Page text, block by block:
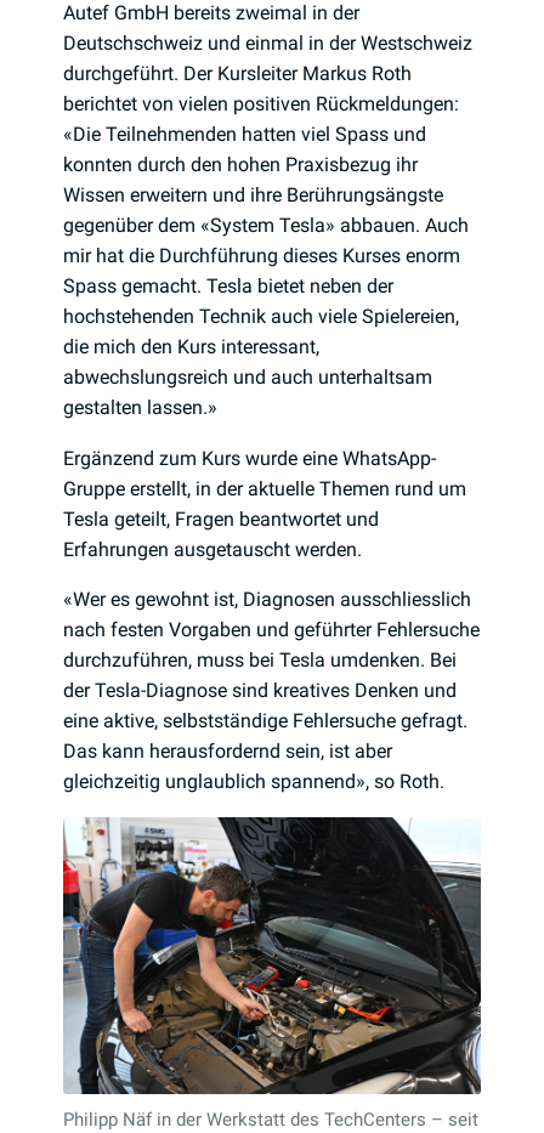
Autef GmbH bereits zweimal in der
Deutschschweiz und einmal in der Westschweiz
durchgeführt. Der Kursleiter Markus Roth
berichtet von vielen positiven Rückmeldungen:
«Die Teilnehmenden hatten viel Spass und
konnten durch den hohen Praxisbezug ihr
Wissen erweitern und ihre Berührungsängste
gegenüber dem «System Tesla» abbauen. Auch
mir hat die Durchführung dieses Kurses enorm
Spass gemacht. Tesla bietet neben der
hochstehenden Technik auch viele Spielereien,
die mich den Kurs interessant,
abwechslungsreich und auch unterhaltsam
gestalten lassen.»
Ergänzend zum Kurs wurde eine WhatsApp-
Gruppe erstellt, in der aktuelle Themen rund um
Tesla geteilt, Fragen beantwortet und
Erfahrungen ausgetauscht werden.
«Wer es gewohnt ist, Diagnosen ausschliesslich
nach festen Vorgaben und geführter Fehlersuche
durchzuführen, muss bei Tesla umdenken. Bei
der Tesla-Diagnose sind kreatives Denken und
eine aktive, selbstständige Fehlersuche gefragt.
Das kann herausfordernd sein, ist aber
gleichzeitig unglaublich spannend», so Roth.
Philipp Näf in der Werkstatt des TechCenters – seit